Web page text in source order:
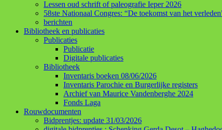
Lessen oud schrift of paleografie Ieper 2026
58ste Nationaal Congres: “De toekomst van het
berichten
Bibliotheek en publicaties
Publicaties
Publicatie
Digitale publicaties
Bibliotheek
Inventaris boeken 08/06/2026
Inventaris Parochie en Burgerlijke registers
Archief van Maurice Vandenberghe 2024
Fonds Laga
Rouwdocumenten
Bidprentjes: update 31/03/2026